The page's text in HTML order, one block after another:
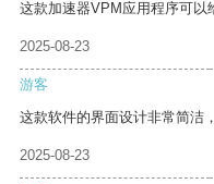
这款加速器VPM应用程序可以
2025-08-23
游客
这款软件的界面设计非常简洁
2025-08-23